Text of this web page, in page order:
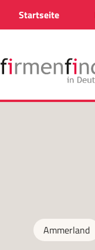
Startseite
Ammerland